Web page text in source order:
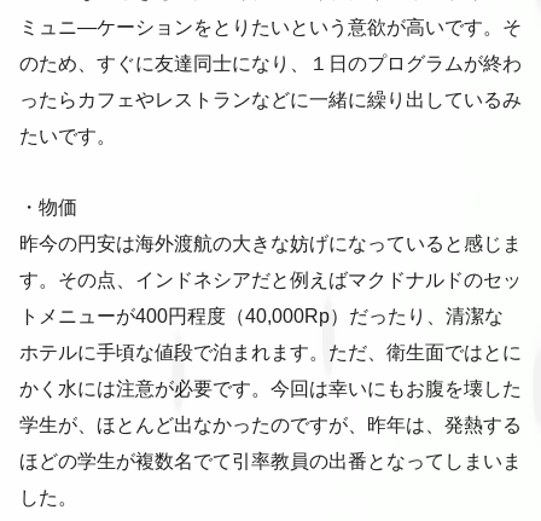
ミュニ―ケーションをとりたいという意欲が高いです。そ
のため、すぐに友達同士になり、１日のプログラムが終わ
ったらカフェやレストランなどに一緒に繰り出しているみ
たいです。
・物価
昨今の円安は海外渡航の大きな妨げになっていると感じま
す。その点、インドネシアだと例えばマクドナルドのセッ
トメニューが400円程度（40,000Rp）だったり、清潔な
ホテルに手頃な値段で泊まれます。ただ、衛生面ではとに
かく水には注意が必要です。今回は幸いにもお腹を壊した
学生が、ほとんど出なかったのですが、昨年は、発熱する
ほどの学生が複数名でて引率教員の出番となってしまいま
した。